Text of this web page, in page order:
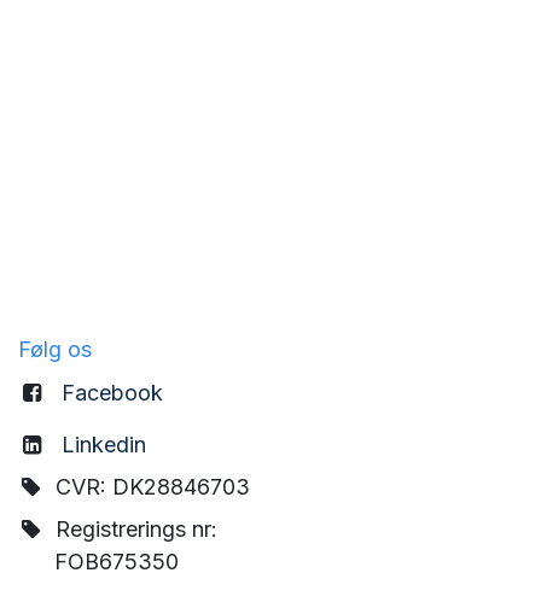
Følg os
Facebook
Linkedin
CVR: DK28846703
Registrerings nr:
FOB675350